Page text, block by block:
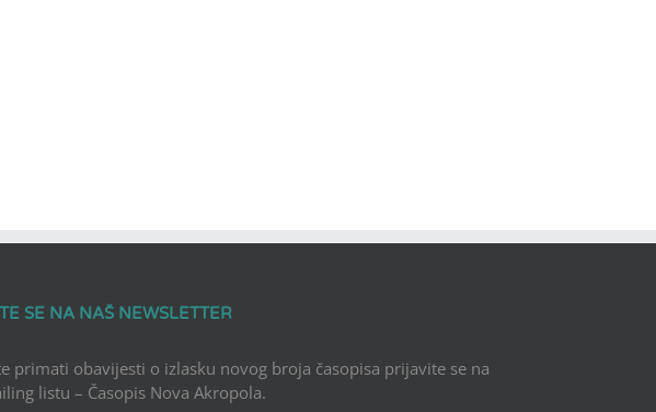
SE NA NAŠ NEWSLETTER
primati obavijesti o izlasku novog broja časopisa prijavite se na
listu – Časopis Nova Akropola.